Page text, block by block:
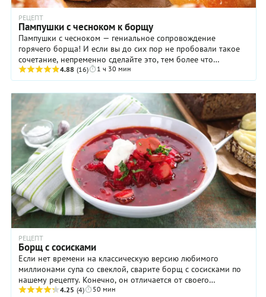
РЕЦЕПТ
Пампушки с чесноком к борщу
Пампушки с чесноком — гениальное сопровождение
горячего борща! И если вы до сих пор не пробовали такое
сочетание, непременно сделайте это, тем более что
приготовить подобные булочки не составит ...
4.88 (16) 1 ч 30 мин
РЕЦЕПТ
Борщ с сосисками
Если нет времени на классическую версию любимого
миллионами супа со свеклой, сварите борщ с сосисками по
нашему рецепту. Конечно, он отличается от своего
сложносочиненного собрата, однако тоже имеет ...
4.25 (4) 50 мин